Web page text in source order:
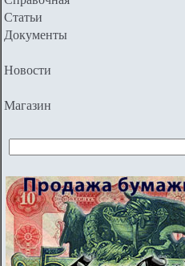
Статьи
Документы
Новости
Магазин